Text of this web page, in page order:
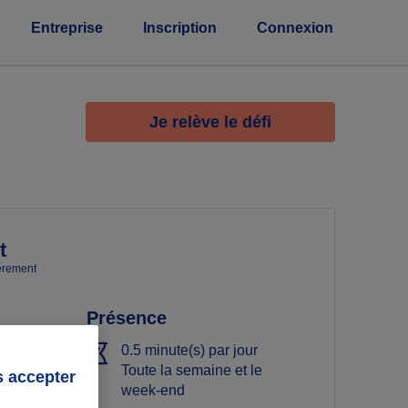
Entreprise Inscription Connexion
Je relève le défi
Présence
0.5 minute(s) par jour
Toute la semaine et le
week-end
accepter